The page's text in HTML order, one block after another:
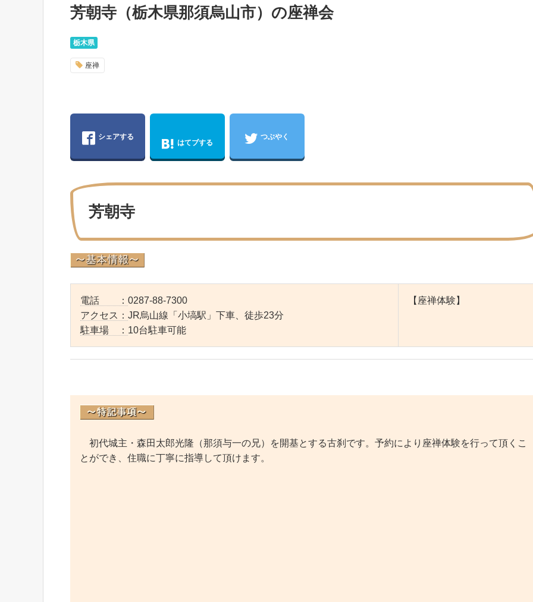
芳朝寺（栃木県那須烏山市）の座禅会
栃木県
座禅
シェアする
はてブする
つぶやく
芳朝寺
電話 ： 0287-88-7300
アクセス： JR烏山線「小塙駅」下車、徒歩23分
駐車場 ： 10台駐車可能
【座禅体験】
初代城主・森田太郎光隆（那須与一の兄）を開基とする古刹です。予約により座禅体験を行って頂くこ
とができ、住職に丁寧に指導して頂けます。